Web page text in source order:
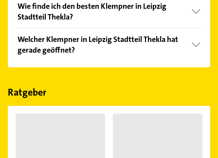
Wie finde ich den besten Klempner in Leipzig
Stadtteil Thekla?
Kundenmeinungen und profitieren Sie von den
Empfehlungen. Die Suchergebnisse können Sie sich
einfach nachBewertungensortiert anzeigen lassen.
Welcher Klempner in Leipzig Stadtteil Thekla hat
gerade geöffnet?
Im Anbieter-Bereich finden Sie alleÖffnungszeiten.
Feiertagen abweichen können.
Ratgeber